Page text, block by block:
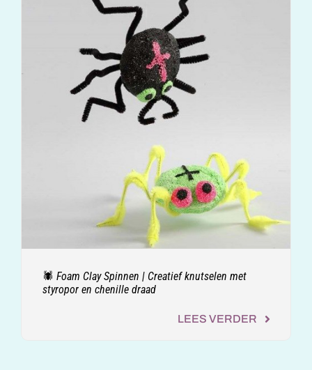
🕷️ Foam Clay Spinnen | Creatief knutselen met
styropor en chenille draad
LEES VERDER